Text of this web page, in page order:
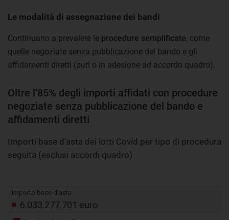
Le modalità di assegnazione dei bandi
Continuano a prevalere le procedure semplificate, come
quelle negoziate senza pubblicazione del bando e gli
affidamenti diretti (puri o in adesione ad accordo quadro).
Oltre l’85% degli importi affidati con procedure
negoziate senza pubblicazione del bando e
affidamenti diretti
Importi base d'asta dei lotti Covid per tipo di procedura
seguita (esclusi accordi quadro)